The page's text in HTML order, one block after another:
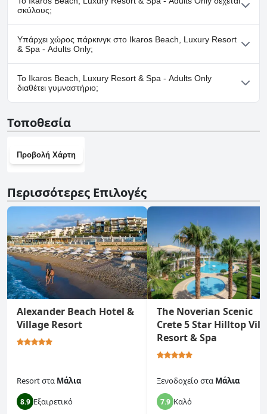
σπα.
σκύλους;
Όχι, το Ikaros Beach, Luxury Resort & Spa - Adults Only δεν
δέχεται σκύλους.
Υπάρχει χώρος πάρκινγκ στο Ikaros Beach, Luxury Resort
& Spa - Adults Only;
Ναι, υπάρχουν εγκαταστάσεις πάρκινγκ στο Ikaros Beach,
Luxury Resort & Spa - Adults Only.
Το Ikaros Beach, Luxury Resort & Spa - Adults Only
διαθέτει γυμναστήριο;
γυμναστήριο.
Τοποθεσία
Προβολή Χάρτη
Περισσότερες Επιλογές
Alexander Beach Hotel &
Village Resort
Resortστα Μάλια
8.9 Εξαιρετικό
The Noverian Scenic
Crete 5 Star Hilltop
Resort & Spa
Ξενοδοχείοστα Μάλια
7.9 Καλό